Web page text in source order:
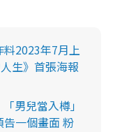
2023年7月上
生》首張海報
男兒當入樽」
一個畫面 粉